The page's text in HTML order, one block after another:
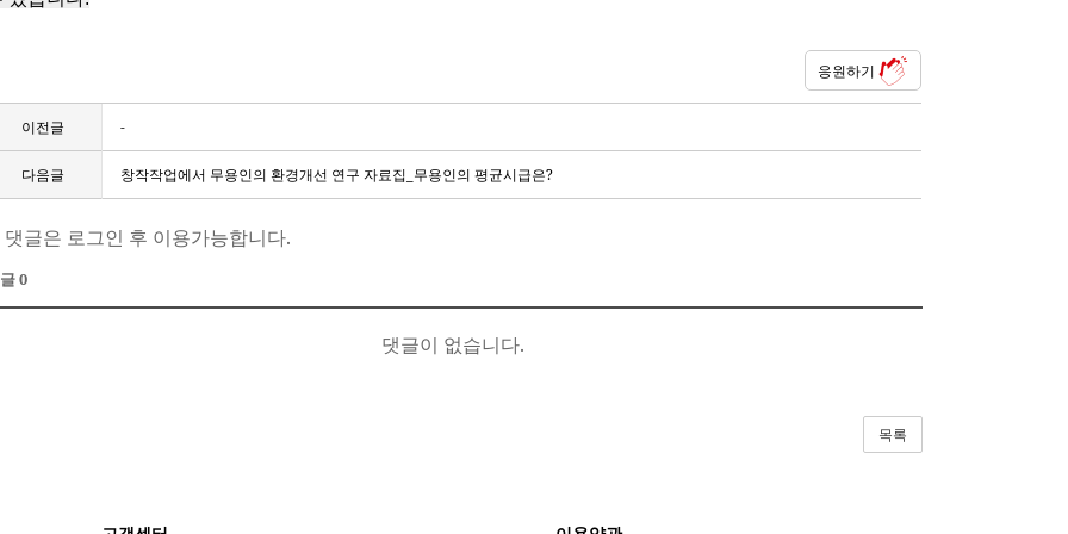
응원하기
이전글 -
다음글 창작작업에서 무용인의 환경개선 연구 자료집_무용인의 평균시급은?
글은 로그인 후 이용가능합니다.
0
댓글이 없습니다.
목록